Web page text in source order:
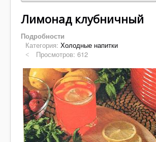
Лимонад клубничный
Подробности
Категория: Холодные напитки
Просмотров: 612